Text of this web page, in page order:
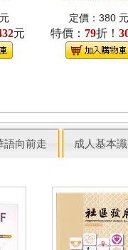
元
定價：380 元
特價： 79折！
語向前走 成人基本